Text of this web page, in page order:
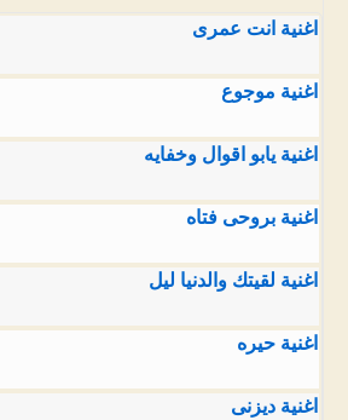
اغنية انت عمرى
اغنية موجوع
اغنية يابو اقوال وخفايه
اغنية بروحى فتاه
اغنية لقيتك والدنيا ليل
اغنية حيره
اغنية ديزنى